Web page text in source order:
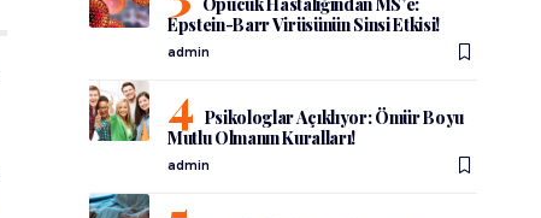
Epstein-Barr Virüsünün Sinsi Etkisi!
admin
Psikologlar Açıklıyor: Ömür Boyu
Mutlu Olmanın Kuralları!
admin